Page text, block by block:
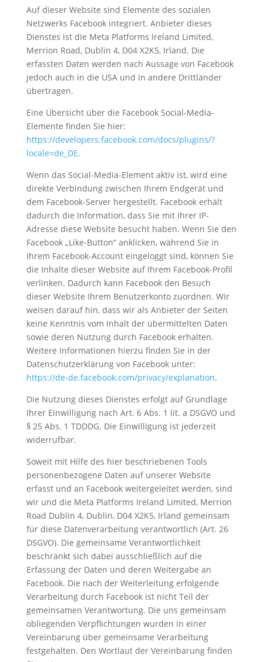
Auf dieser Website sind Elemente des sozialen
Netzwerks Facebook integriert. Anbieter dieses
Dienstes ist die Meta Platforms Ireland Limited,
Merrion Road, Dublin 4, D04 X2K5, Irland. Die
erfassten Daten werden nach Aussage von Facebook
jedoch auch in die USA und in andere Drittländer
übertragen.
Eine Übersicht über die Facebook Social-Media-
Elemente finden Sie hier:
https://developers.facebook.com/docs/plugins/?
locale=de_DE.
Wenn das Social-Media-Element aktiv ist, wird eine
direkte Verbindung zwischen Ihrem Endgerät und
dem Facebook-Server hergestellt. Facebook erhält
dadurch die Information, dass Sie mit Ihrer IP-
Adresse diese Website besucht haben. Wenn Sie den
Facebook „Like-Button“ anklicken, während Sie in
Ihrem Facebook-Account eingeloggt sind, können Sie
die Inhalte dieser Website auf Ihrem Facebook-Profil
verlinken. Dadurch kann Facebook den Besuch
dieser Website Ihrem Benutzerkonto zuordnen. Wir
weisen darauf hin, dass wir als Anbieter der Seiten
keine Kenntnis vom Inhalt der übermittelten Daten
sowie deren Nutzung durch Facebook erhalten.
Weitere Informationen hierzu finden Sie in der
Datenschutzerklärung von Facebook unter:
https://de-de.facebook.com/privacy/explanation.
Die Nutzung dieses Dienstes erfolgt auf Grundlage
Ihrer Einwilligung nach Art. 6 Abs. 1 lit. a DSGVO und
§ 25 Abs. 1 TDDDG. Die Einwilligung ist jederzeit
widerrufbar.
Soweit mit Hilfe des hier beschriebenen Tools
personenbezogene Daten auf unserer Website
erfasst und an Facebook weitergeleitet werden, sind
wir und die Meta Platforms Ireland Limited, Merrion
Road Dublin 4, Dublin, D04 X2K5, Irland gemeinsam
für diese Datenverarbeitung verantwortlich (Art. 26
DSGVO). Die gemeinsame Verantwortlichkeit
beschränkt sich dabei ausschließlich auf die
Erfassung der Daten und deren Weitergabe an
Facebook. Die nach der Weiterleitung erfolgende
Verarbeitung durch Facebook ist nicht Teil der
gemeinsamen Verantwortung. Die uns gemeinsam
obliegenden Verpflichtungen wurden in einer
Vereinbarung über gemeinsame Verarbeitung
festgehalten. Den Wortlaut der Vereinbarung finden